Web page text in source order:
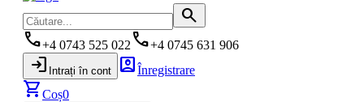
search
phone+4 0743 525 022 phone+4 0745 631 906
login Intrați în cont account_boxÎnregistrare
shopping_cartCoș0